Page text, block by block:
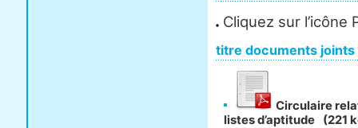
Cliquez sur
titre documents joints
Circulaire
listes d’aptitude
(221